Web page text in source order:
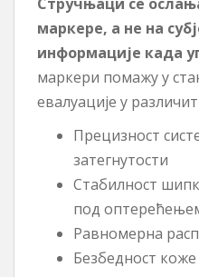
маркере, а не на
информације када
маркери помажу у
евалуације у
Прецизност
затегнутости
Стабилност
под
Равномерна
Безбедност